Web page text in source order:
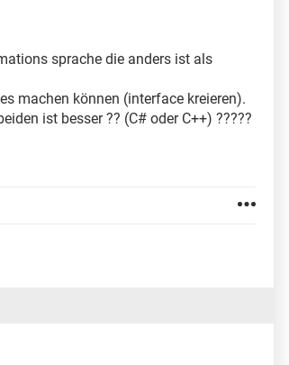
sprache die anders ist als
machen können (interface kreieren).
ist besser ?? (C# oder C++) ?????